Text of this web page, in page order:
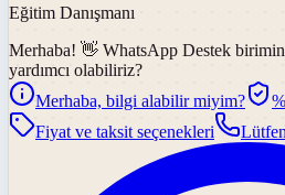
Eğitim Danışmanı
Merhaba! 👋 WhatsApp Destek
yardımcı olabiliriz?
Merhaba, bilgi alabilir miyim?
Fiyat ve taksit seçenekleri